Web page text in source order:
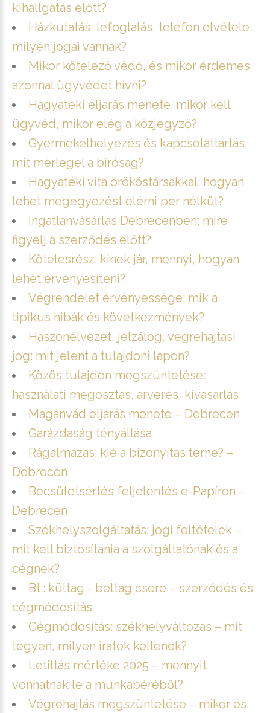
kihallgatás előtt?
Házkutatás, lefoglalás, telefon elvétele:
milyen jogai vannak?
Mikor kötelező védő, és mikor érdemes
azonnal ügyvédet hívni?
Hagyatéki eljárás menete: mikor kell
ügyvéd, mikor elég a közjegyző?
Gyermekelhelyezés és kapcsolattartás:
mit mérlegel a bíróság?
Hagyatéki vita örököstársakkal: hogyan
lehet megegyezést elérni per nélkül?
Ingatlanvásárlás Debrecenben: mire
figyelj a szerződés előtt?
Kötelesrész: kinek jár, mennyi, hogyan
lehet érvényesíteni?
Végrendelet érvényessége: mik a
tipikus hibák és következmények?
Haszonélvezet, jelzálog, végrehajtási
jog: mit jelent a tulajdoni lapon?
Közös tulajdon megszüntetése:
használati megosztás, árverés, kivásárlás
Magánvád eljárás menete – Debrecen
Garázdaság tényállása
Rágalmazás: kié a bizonyítás terhe? –
Debrecen
Becsületsértés feljelentés e-Papíron –
Debrecen
Székhelyszolgáltatás: jogi feltételek –
mit kell biztosítania a szolgáltatónak és a
cégnek?
Bt.: kültag - beltag csere – szerződés és
cégmódosítás
Cégmódosítás: székhelyváltozás – mit
tegyen, milyen iratok kellenek?
Letiltás mértéke 2025 – mennyit
vonhatnak le a munkabéréből?
Végrehajtás megszüntetése – mikor és